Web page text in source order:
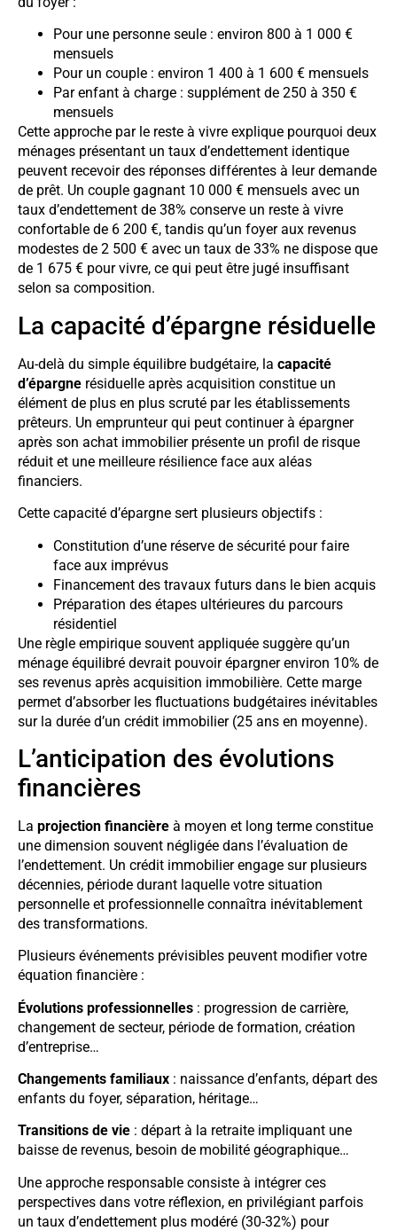
Pour une personne seule : environ 800 à 1 000 €
mensuels
Pour un couple : environ 1 400 à 1 600 € mensuels
Par enfant à charge : supplément de 250 à 350 €
mensuels
Cette approche par le reste à vivre explique pourquoi deux
ménages présentant un taux d’endettement identique
peuvent recevoir des réponses différentes à leur demande
de prêt. Un couple gagnant 10 000 € mensuels avec un
taux d’endettement de 38% conserve un reste à vivre
confortable de 6 200 €, tandis qu’un foyer aux revenus
modestes de 2 500 € avec un taux de 33% ne dispose que
de 1 675 € pour vivre, ce qui peut être jugé insuffisant
selon sa composition.
La capacité d’épargne résiduelle
Au-delà du simple équilibre budgétaire, la capacité
d’épargne résiduelle après acquisition constitue un
élément de plus en plus scruté par les établissements
prêteurs. Un emprunteur qui peut continuer à épargner
après son achat immobilier présente un profil de risque
réduit et une meilleure résilience face aux aléas
financiers.
Cette capacité d’épargne sert plusieurs objectifs :
Constitution d’une réserve de sécurité pour faire
face aux imprévus
Financement des travaux futurs dans le bien acquis
Préparation des étapes ultérieures du parcours
résidentiel
Une règle empirique souvent appliquée suggère qu’un
ménage équilibré devrait pouvoir épargner environ 10% de
ses revenus après acquisition immobilière. Cette marge
permet d’absorber les fluctuations budgétaires inévitables
sur la durée d’un crédit immobilier (25 ans en moyenne).
L’anticipation des évolutions
financières
La projection financière à moyen et long terme constitue
une dimension souvent négligée dans l’évaluation de
l’endettement. Un crédit immobilier engage sur plusieurs
décennies, période durant laquelle votre situation
personnelle et professionnelle connaîtra inévitablement
des transformations.
Plusieurs événements prévisibles peuvent modifier votre
équation financière :
Évolutions professionnelles : progression de carrière,
changement de secteur, période de formation, création
d’entreprise…
Changements familiaux : naissance d’enfants, départ des
enfants du foyer, séparation, héritage…
Transitions de vie : départ à la retraite impliquant une
baisse de revenus, besoin de mobilité géographique…
Une approche responsable consiste à intégrer ces
perspectives dans votre réflexion, en privilégiant parfois
un taux d’endettement plus modéré (30-32%) pour